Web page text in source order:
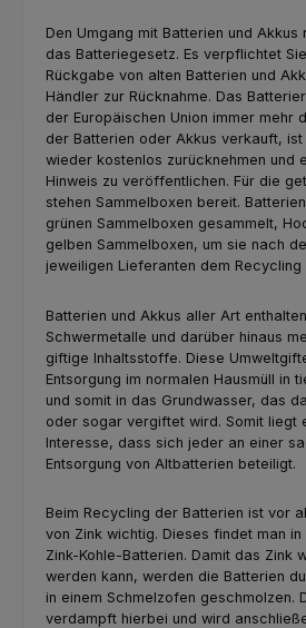
Den Umgang mit Batterien und Akkus
das Batteriegesetz. Es verpflichtet
Rückgabe von alten Batterien und
Händler zur Rücknahme. Das
der Europäischen Union immer mehr
der Batterien oder Akkus verkauft,
wieder kostenlos zurücknehmen und
Hinweis zu veröffentlichen. Für die
stehen Sammelboxen bereit.
grünen Sammelboxen gesammelt,
gelben Sammelboxen, um sie nach
jeweiligen Lieferanten dem Recycling
Batterien und Akkus aller Art
Schwermetalle und darüber hinaus
giftige Inhaltsstoffe. Diese
Entsorgung im normalen Hausmüll in
und somit in das Grundwasser, das
oder sogar vergiftet wird. Somit liegt
Interesse, dass sich jeder an einer
Entsorgung von Altbatterien beteiligt.
Beim Recycling der Batterien ist vor
von Zink wichtig. Dieses findet man in
Zink-Kohle-Batterien. Damit das Zink
werden kann, werden die Batterien
in einem Schmelzofen geschmolzen.
verdampft hierbei und wird